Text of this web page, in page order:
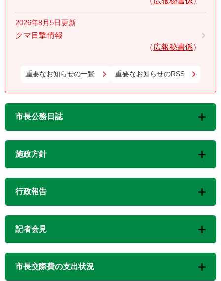
2026年8月5日更新
クマ目撃情報
広報秘書係
重要なお知らせの一覧 重要なお知らせのRSS
市長公務日誌
施政方針
行政報告
記者会見
市長交際費の支出状況